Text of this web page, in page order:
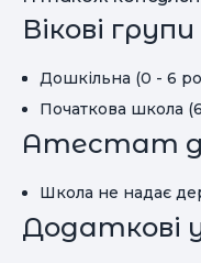
Вікові групи
Дошкільна (0 - 6
Початкова школа
Атестат
Школа не надає
Додаткові